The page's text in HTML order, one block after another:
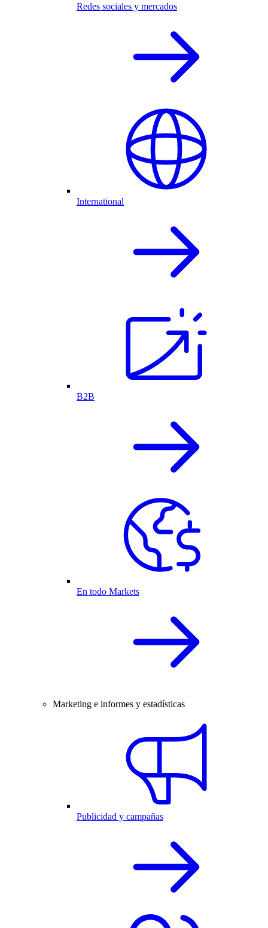
Redes sociales y mercados
International
B2B
En todo Markets
Marketing e informes y estadísticas
Publicidad y campañas